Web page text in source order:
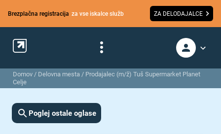
Brezplačna registracija za vse iskalce služb ZA DELODAJALCE
Domov / Delovna mesta / Prodajalec (m/ž) Tuš Supermarket Planet
Celje
Poglej ostale oglase